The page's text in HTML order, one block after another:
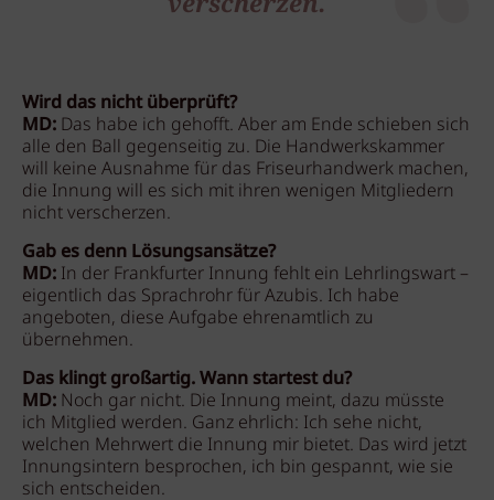
Wird das nicht überprüft?
MD: Das habe ich gehofft. Aber am Ende schieben sich
alle den Ball gegenseitig zu. Die Handwerkskammer
will keine Ausnahme für das Friseurhandwerk machen,
die Innung will es sich mit ihren wenigen Mitgliedern
nicht verscherzen.
Gab es denn Lösungsansätze?
MD: In der Frankfurter Innung fehlt ein Lehrlingswart –
eigentlich das Sprachrohr für Azubis. Ich habe
angeboten, diese Aufgabe ehrenamtlich zu
übernehmen.
Das klingt großartig. Wann startest du?
MD: Noch gar nicht. Die Innung meint, dazu müsste
ich Mitglied werden. Ganz ehrlich: Ich sehe nicht,
welchen Mehrwert die Innung mir bietet. Das wird jetzt
Innungsintern besprochen, ich bin gespannt, wie sie
sich entscheiden.